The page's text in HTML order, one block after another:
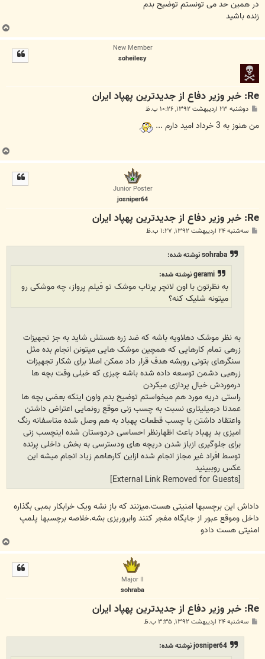
در همین حد می تونستم توضیح بدم
زنده باشید
New Member
soheilesy
Re: خبر وزیر دفاع از جدیدترین پهپاد ایران
ت
دوشنبه ۲۳ اردیبهشت ۱۳۹۲, ۱۰:۲۶ ب.ظ
من هنوز به 3 خرداد امید دارم ...
Junior Poster
josniper64
Re: خبر وزیر دفاع از جدیدترین پهپاد ایران
سه‌شنبه ۲۴ اردیبهشت ۱۳۹۲, ۱:۲۷ ب.ظ
sohraba نوشته شده:
gerami نوشته شده:
به نظرتون با اون لانچر پرتاب موشک تو فیلم پرواز، چه موشکی رو
میتونه شلیک کنه؟
به نظر موشک دهلاویه باشه که ضد زره هستش شاید به جز تجهیزات
زرهی تمام کارهایی که همچین موشک هایی میتونن انجام بده مثل
سنگرهای بتونی روبشه هدف قرار داد ممکن اصلا برای شکار تجهیزات
زرهیی دشمن توسعه داده شده باشه چیزی که خیلی وقت بچه ها
درموردش خیال پردازی میکردن
راستی دریه مورد هم میخواستم توضیح بدم واون اینکه بعضی بچه ها
عمدتا درمیلیتاری نسبت به چسب زنی موقع رونمایی اعتراض داشتن
واعتقاد داشتن با چسب قطعات پهباد به هم وصل شده متاسفانه رنگ
امیزی بد پهباد باعث اظهارنظر احساسی دردوستان شده اینچسب زنی
برای جلوگیری ازباز شدن دریچه های ودسترسی به بخش داخلی پرنده
توسط افراد غیر مجاز انجام شده ازاین کارهاهم زیاد انجام میشه این
عکس روببینید
[External Link Removed for Guests]
داداش این برچسبها امنیتی هست.میزنند که باز نشه ویک خرابکار بمبی بگذاره
داخل وموقع عبور از جایگاه مفجر کنند وابروریزی بشه.خلاصه برچسبها پلمپ
امنیتی هست دادو
Major II
sohraba
Re: خبر وزیر دفاع از جدیدترین پهپاد ایران
سه‌شنبه ۲۴ اردیبهشت ۱۳۹۲, ۳:۳۵ ب.ظ
josniper64 نوشته شده: